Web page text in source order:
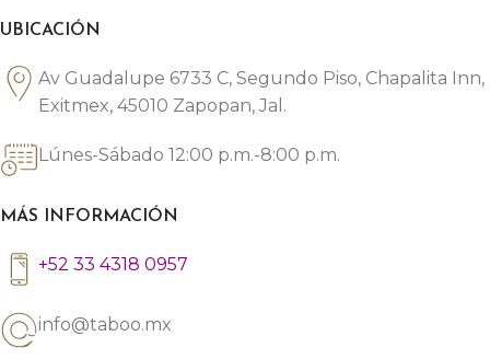
UBICACIÓN
Av Guadalupe 6733 C, Segundo Piso, Chapalita Inn,
Exitmex, 45010 Zapopan, Jal.
Lúnes-Sábado 12:00 p.m.-8:00 p.m.
MÁS INFORMACIÓN
+52 33 4318 0957
info@taboo.mx